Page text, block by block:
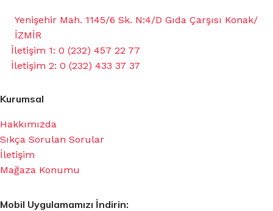
Yenişehir Mah. 1145/6 Sk. N:4/D Gıda Çarşısı Konak/
İZMİR
İletişim 1: 0 (232) 457 22 77
İletişim 2: 0 (232) 433 37 37
Kurumsal
Hakkımızda
Sıkça Sorulan Sorular
İletişim
Mağaza Konumu
Mobil Uygulamamızı İndirin: